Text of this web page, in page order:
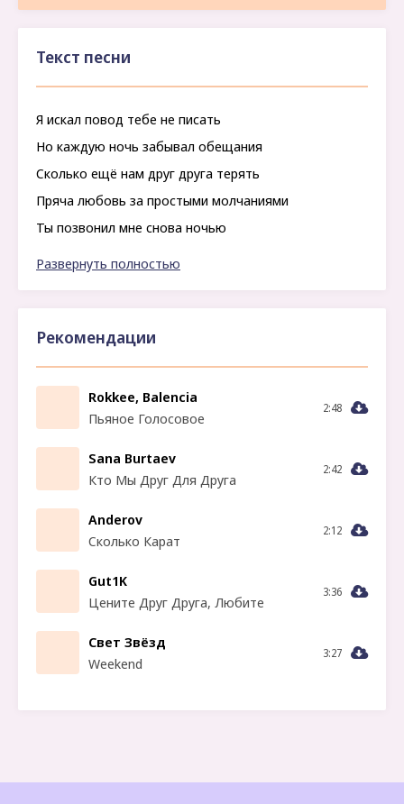
Текст песни
Я искал повод тебе не писать
Но каждую ночь забывал обещания
Сколько ещё нам друг друга терять
Пряча любовь за простыми молчаниями
Ты позвонил мне снова ночью
Развернуть полностью
Рекомендации
Rokkee, Balencia
Пьяное Голосовое
2:48
Sana Burtaev
Кто Мы Друг Для Друга
2:42
Anderov
Сколько Карат
2:12
Gut1K
Цените Друг Друга, Любите
3:36
Свет Звёзд
Weekend
3:27